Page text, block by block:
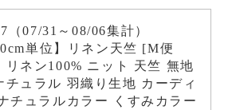
（07/31～08/06集計）
単位】リネン天竺 [M便
リネン100% ニット 天竺 無地
チュラル 羽織り生地 カーディ
チュラルカラー くすみカラー